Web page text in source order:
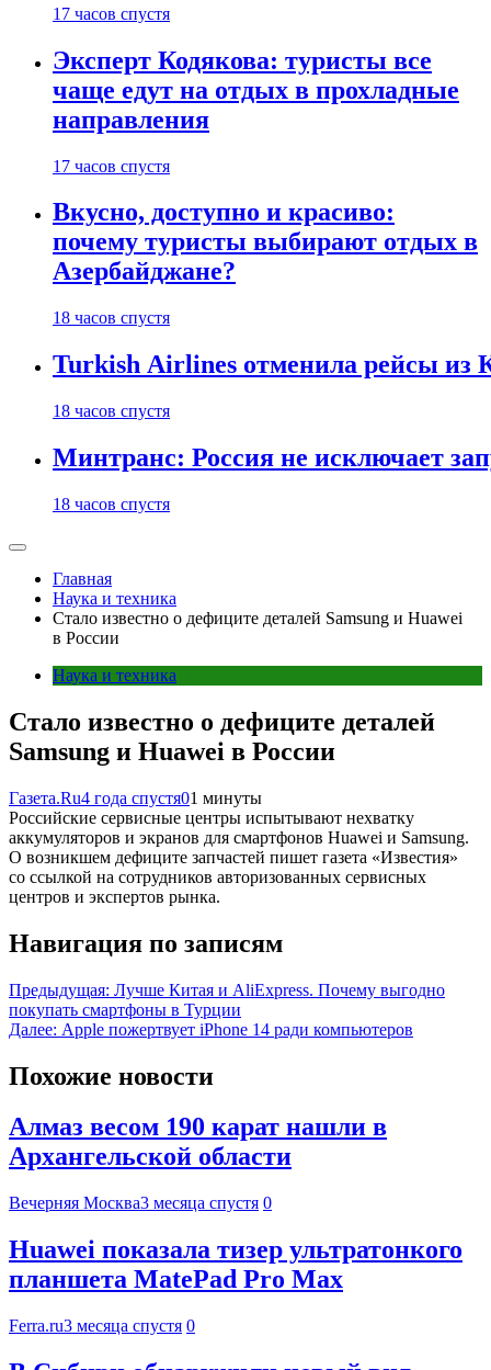
17 часов спустя
Эксперт Кодякова: туристы все
чаще едут на отдых в прохладные
направления
17 часов спустя
Вкусно, доступно и красиво:
почему туристы выбирают отдых в
Азербайджане?
18 часов спустя
Turkish Airlines отменила рейсы из
18 часов спустя
Минтранс: Россия не исключает
18 часов спустя
Главная
Наука и техника
Стало известно о дефиците деталей Samsung и Huawei
в России
Наука и техника
Стало известно о дефиците деталей
Samsung и Huawei в России
Газета.Ru4 года спустя01 минуты
Российские сервисные центры испытывают нехватку
аккумуляторов и экранов для смартфонов Huawei и Samsung.
О возникшем дефиците запчастей пишет газета «Известия»
со ссылкой на сотрудников авторизованных сервисных
центров и экспертов рынка.
Навигация по записям
Предыдущая: Лучше Китая и AliExpress. Почему выгодно
покупать смартфоны в Турции
Далее: Apple пожертвует iPhone 14 ради компьютеров
Похожие новости
Алмаз весом 190 карат нашли в
Архангельской области
Вечерняя Москва3 месяца спустя 0
Huawei показала тизер ультратонкого
планшета MatePad Pro Max
Ferra.ru3 месяца спустя 0